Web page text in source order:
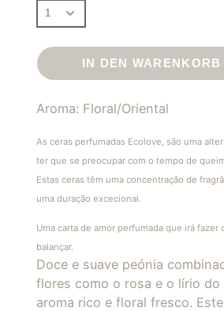
IN DEN WARENKORB
Aroma: Floral/Oriental
As ceras perfumadas Ecolove, são uma
ter que se preocupar com o tempo de
Estas ceras têm uma concentração de
uma duração excecional.
Uma carta de amor perfumada que irá fazer
balançar.
Doce e suave peónia
flores como o rosa e o lírio do
aroma rico e floral fresco.